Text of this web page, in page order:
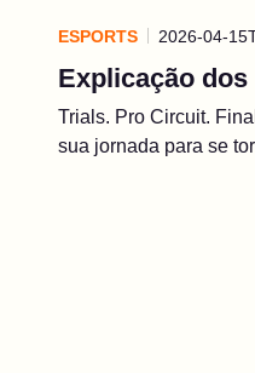
ESPORTS 2026-04-
Explicação
Trials. Pro Circuit.
sua jornada para se